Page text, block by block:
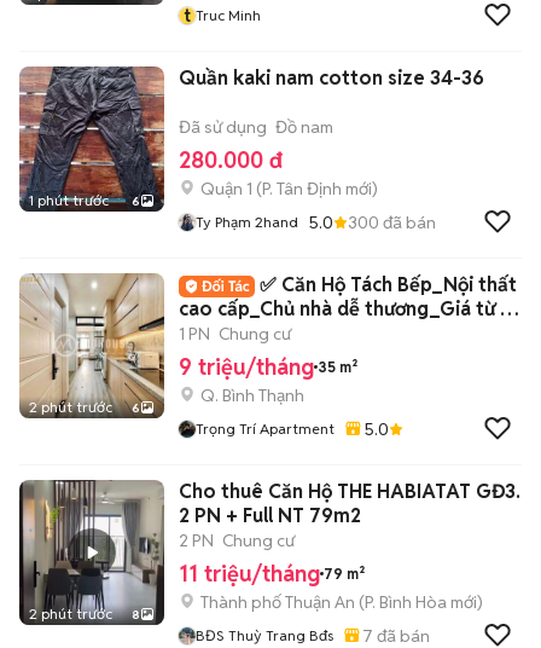
t Truc Minh
1 phút trước 6
Quần kaki nam cotton size 34-36
Đã sử dụng Đồ nam
280.000 đ
Quận 1 (P. Tân Định mới)
Ty Phạm 2hand 5.0 300 đã bán
2 phút trước 6
✅ Căn Hộ Tách Bếp_Nội thất
cao cấp_Chủ nhà dễ thương_Giá từ 9-
13tr ✅
1 PN Chung cư
9 triệu/tháng 35 m²
Q. Bình Thạnh
Trọng Trí Apartment 5.0
2 phút trước 8
Cho thuê Căn Hộ THE HABIATAT GĐ3.
2 PN + Full NT 79m2
2 PN Chung cư
11 triệu/tháng 79 m²
Thành phố Thuận An (P. Bình Hòa mới)
BĐS Thuỳ Trang Bđs 7 đã bán